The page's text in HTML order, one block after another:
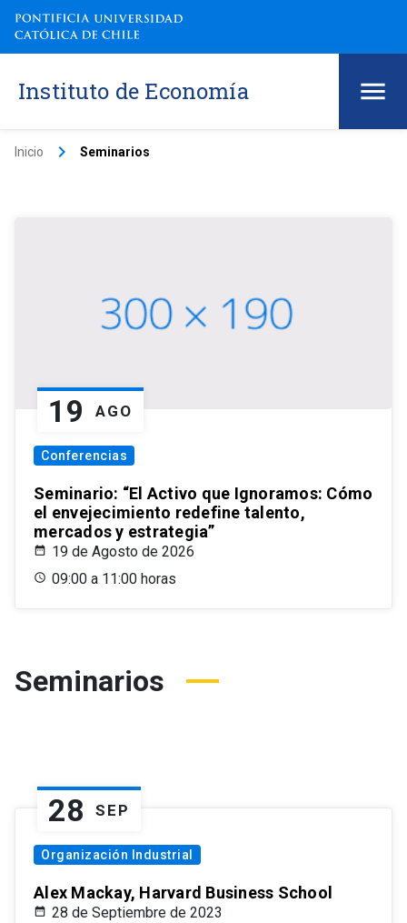
Instituto de Economía
Inicio keyboard_arrow_right Seminarios
19 AGO
Conferencias
Seminario: “El Activo que Ignoramos: Cómo
el envejecimiento redefine talento,
mercados y estrategia”
19 de Agosto de 2026
09:00 a 11:00 horas
Seminarios
28 SEP
Organización Industrial
Alex Mackay, Harvard Business School
28 de Septiembre de 2023